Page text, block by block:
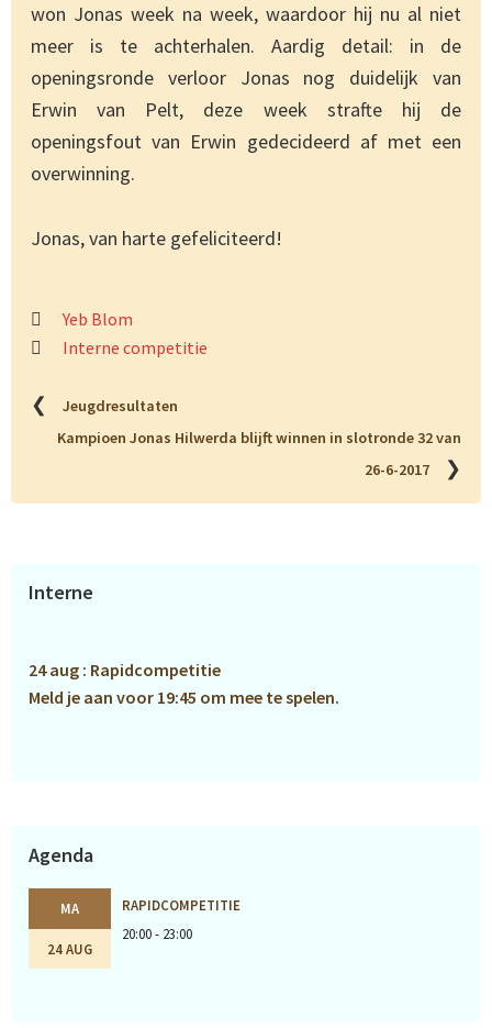
won Jonas week na week, waardoor hij nu al niet
meer is te achterhalen. Aardig detail: in de
openingsronde verloor Jonas nog duidelijk van
Erwin van Pelt, deze week strafte hij de
openingsfout van Erwin gedecideerd af met een
overwinning.
Jonas, van harte gefeliciteerd!
Yeb Blom
Interne competitie
❮
Jeugdresultaten
Kampioen Jonas Hilwerda blijft winnen in slotronde 32 van
26-6-2017
❯
Primaire
Interne
24 aug : Rapidcompetitie
Meld je aan voor 19:45 om mee te spelen.
Agenda
MA
24 AUG
RAPIDCOMPETITIE
20:00 - 23:00